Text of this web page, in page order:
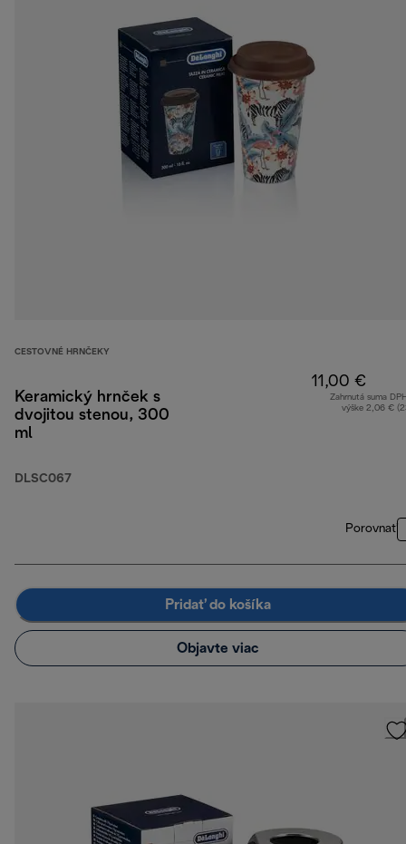
CESTOVNÉ HRNČEKY
Keramický hrnček s
dvojitou stenou, 300
ml
DLSC067
11,00 €
Zahrnutá suma
výške 2,06 €
Porovnať
Pridať do košíka
Objavte viac